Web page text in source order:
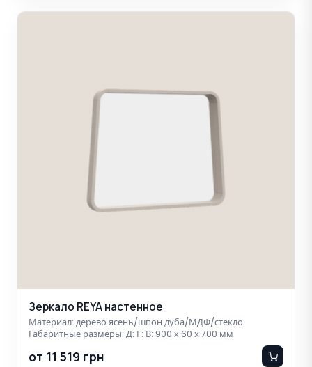
Зеркало REYA настенное
Материал: дерево ясень/шпон дуба/МДФ/стекло.
Габаритные размеры: Д: Г: В: 900 х 60 х 700 мм
от 11 519 грн